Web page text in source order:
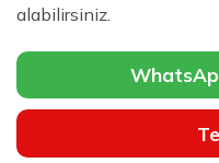
alabilirsiniz.